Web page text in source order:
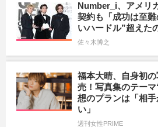
Number_i、アメリ
契約も「成功は至
いハードル”超えた
佐々木博之
福本大晴、自身初
売！写真集のテー
想のプランは「相
い」
週刊女性PRIME